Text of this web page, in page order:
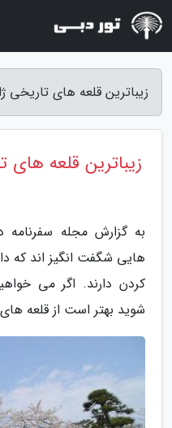
زیباترین قلعه های تاریخی
زیباترین قلعه های
به گزارش مجله سفرنامه
هایی شگفت انگیز اند که
کردن دارند. اگر می
شوید بهتر است از قلعه های